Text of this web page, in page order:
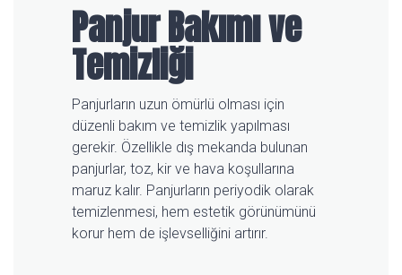
Panjur Bakımı ve
Temizliği
Panjurların uzun ömürlü olması için
düzenli bakım ve temizlik yapılması
gerekir. Özellikle dış mekanda bulunan
panjurlar, toz, kir ve hava koşullarına
maruz kalır. Panjurların periyodik olarak
temizlenmesi, hem estetik görünümünü
korur hem de işlevselliğini artırır.